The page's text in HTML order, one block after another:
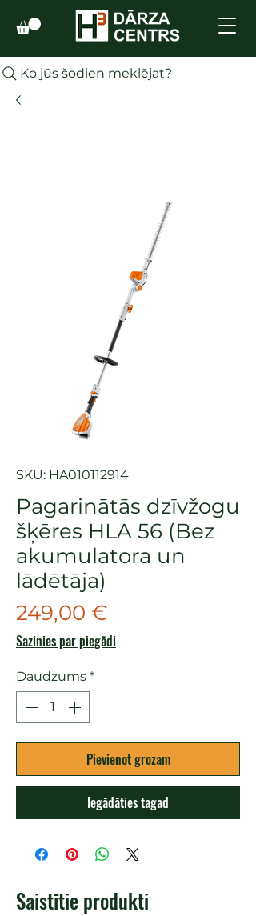
Ko jūs šodien meklējat?
SKU: HA010112914
Pagarinātās dzīvžogu
šķēres HLA 56 (Bez
akumulatora un
lādētāja)
249,00 €
Sazinies par piegādi
Daudzums *
Pievienot grozam
Iegādāties tagad
Saistītie produkti